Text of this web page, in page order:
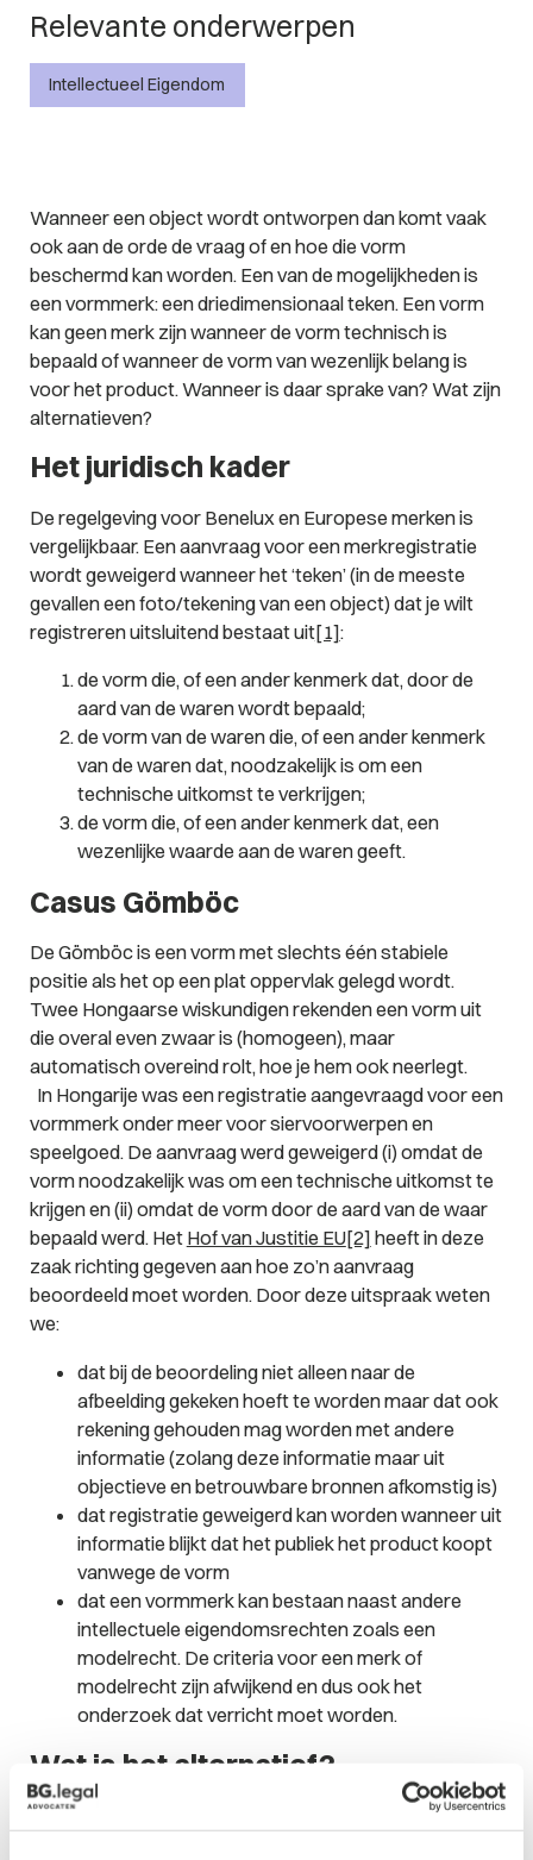
Relevante onderwerpen
Intellectueel Eigendom
Wanneer een object wordt ontworpen dan komt vaak
ook aan de orde de vraag of en hoe die vorm
beschermd kan worden. Een van de mogelijkheden is
een vormmerk: een driedimensionaal teken. Een vorm
kan geen merk zijn wanneer de vorm technisch is
bepaald of wanneer de vorm van wezenlijk belang is
voor het product. Wanneer is daar sprake van? Wat zijn
alternatieven?
Het juridisch kader
De regelgeving voor Benelux en Europese merken is
vergelijkbaar. Een aanvraag voor een merkregistratie
wordt geweigerd wanneer het ‘teken’ (in de meeste
gevallen een foto/tekening van een object) dat je wilt
registreren uitsluitend bestaat uit[1]:
de vorm die, of een ander kenmerk dat, door de
aard van de waren wordt bepaald;
de vorm van de waren die, of een ander kenmerk
van de waren dat, noodzakelijk is om een
technische uitkomst te verkrijgen;
de vorm die, of een ander kenmerk dat, een
wezenlijke waarde aan de waren geeft.
Casus Gömböc
De Gömböc is een vorm met slechts één stabiele
positie als het op een plat oppervlak gelegd wordt.
Twee Hongaarse wiskundigen rekenden een vorm uit
die overal even zwaar is (homogeen), maar
automatisch overeind rolt, hoe je hem ook neerlegt.
In Hongarije was een registratie aangevraagd voor een
vormmerk onder meer voor siervoorwerpen en
speelgoed. De aanvraag werd geweigerd (i) omdat de
vorm noodzakelijk was om een technische uitkomst te
krijgen en (ii) omdat de vorm door de aard van de waar
bepaald werd. Het Hof van Justitie EU[2] heeft in deze
zaak richting gegeven aan hoe zo’n aanvraag
beoordeeld moet worden. Door deze uitspraak weten
we:
dat bij de beoordeling niet alleen naar de
afbeelding gekeken hoeft te worden maar dat ook
rekening gehouden mag worden met andere
informatie (zolang deze informatie maar uit
objectieve en betrouwbare bronnen afkomstig is)
dat registratie geweigerd kan worden wanneer uit
informatie blijkt dat het publiek het product koopt
vanwege de vorm
dat een vormmerk kan bestaan naast andere
intellectuele eigendomsrechten zoals een
modelrecht. De criteria voor een merk of
modelrecht zijn afwijkend en dus ook het
onderzoek dat verricht moet worden.
Wat is het alternatief?
Naast of in plaats van een merkrecht zijn er soms